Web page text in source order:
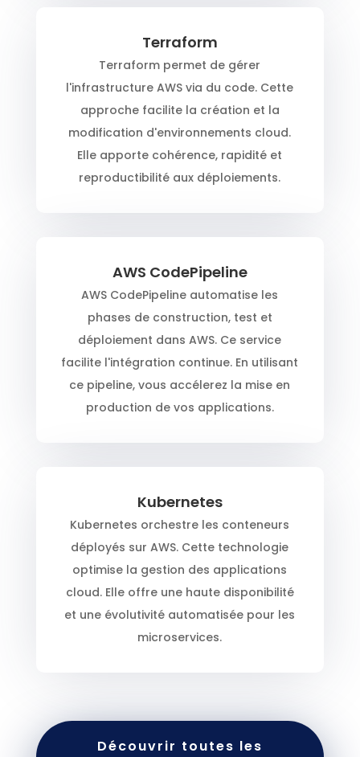
Terraform
Terraform permet de gérer
l'infrastructure AWS via du code. Cette
approche facilite la création et la
modification d'environnements cloud.
Elle apporte cohérence, rapidité et
reproductibilité aux déploiements.
AWS CodePipeline
AWS CodePipeline automatise les
phases de construction, test et
déploiement dans AWS. Ce service
facilite l'intégration continue. En utilisant
ce pipeline, vous accélerez la mise en
production de vos applications.
Kubernetes
Kubernetes orchestre les conteneurs
déployés sur AWS. Cette technologie
optimise la gestion des applications
cloud. Elle offre une haute disponibilité
et une évolutivité automatisée pour les
microservices.
Découvrir toutes les